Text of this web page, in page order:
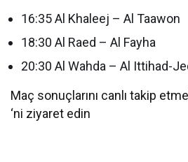
16:35 Al Khaleej – Al Taawon
18:30 Al Raed – Al Fayha
20:30 Al Wahda – Al Ittihad-
Maç sonuçlarını canlı takip
‘ni ziyaret edin